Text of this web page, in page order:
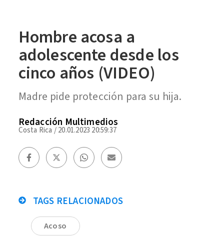
Hombre acosa a
adolescente desde los
cinco años (VIDEO)
Madre pide protección para su hija.
Redacción Multimedios
Costa Rica /20.01.2023 20:59:37
TAGS RELACIONADOS
Acoso